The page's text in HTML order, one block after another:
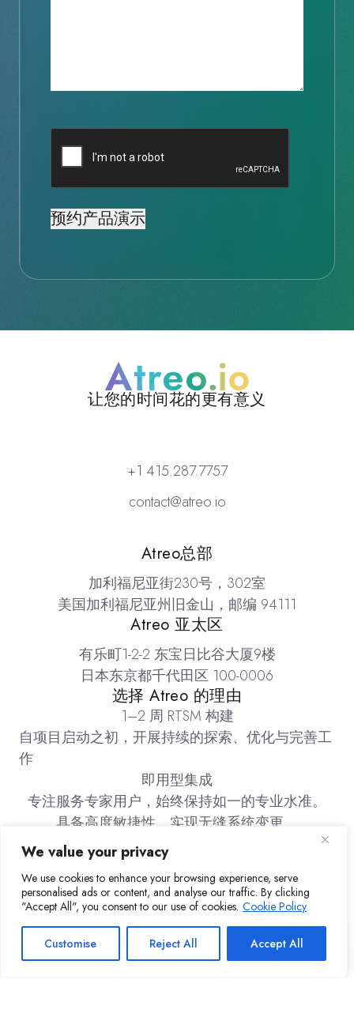
We value your privacy
We use cookies to enhance your browsing experience, serve
personalised ads or content, and analyse our traffic. By clicking
"Accept All", you consent to our use of cookies. Cookie Policy
Customise Reject All Accept All
验
Atreo
让您的时间花的更有意义
+1 415.287.7757
contact@atreo.io
Atreo总部
加利福尼亚街230号，302室
美国加利福尼亚州旧金山，邮编 94111
Atreo 亚太区
有乐町1-2-2 东宝日比谷大厦9楼
日本东京都千代田区 100-0006
选择 Atreo 的理由
1–2 周 RTSM 构建
自项目启动之初，开展持续的探索、优化与完善工
作
即用型集成
专注服务专家用户，始终保持如一的专业水准。
具备高度敏捷性，实现无缝系统变更。
公司
关于Atreo
招募贤才
资源
行业洞察与资讯